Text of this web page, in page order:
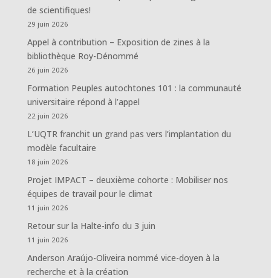
de scientifiques!
29 juin 2026
Appel à contribution – Exposition de zines à la
bibliothèque Roy-Dénommé
26 juin 2026
Formation Peuples autochtones 101 : la communauté
universitaire répond à l’appel
22 juin 2026
L’UQTR franchit un grand pas vers l’implantation du
modèle facultaire
18 juin 2026
Projet IMPACT – deuxième cohorte : Mobiliser nos
équipes de travail pour le climat
11 juin 2026
Retour sur la Halte-info du 3 juin
11 juin 2026
Anderson Araújo-Oliveira nommé vice-doyen à la
recherche et à la création